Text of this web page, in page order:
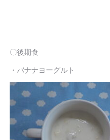
〇後期食
・バナナヨーグルト